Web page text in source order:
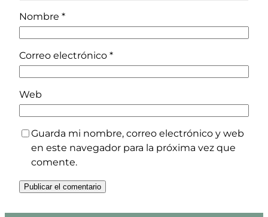
Nombre *
Correo electrónico *
Web
Guarda mi nombre, correo electrónico y web
en este navegador para la próxima vez que
comente.